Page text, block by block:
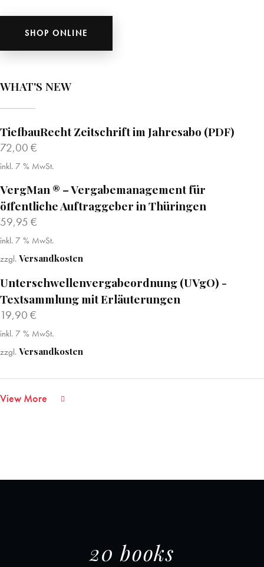
SHOP ONLINE
WHAT'S NEW
TiefbauRecht Zeitschrift im Jahresabo (PDF)
72,00 €
inkl. 7 % MwSt.
VergMan ® – Vergabemanagement für
öffentliche Auftraggeber in Thüringen
59,95 €
inkl. 7 % MwSt.
zzgl. Versandkosten
Unterschwellenvergabeordnung (UVgO) -
Textsammlung mit Erläuterungen
19,90 €
inkl. 7 % MwSt.
zzgl. Versandkosten
View More
20 books